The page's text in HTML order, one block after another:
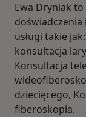
Ewa Dryniak
doświadczenia
usługi takie
konsultacja
Konsultacja
dziecięcego,
fiberoskopia.